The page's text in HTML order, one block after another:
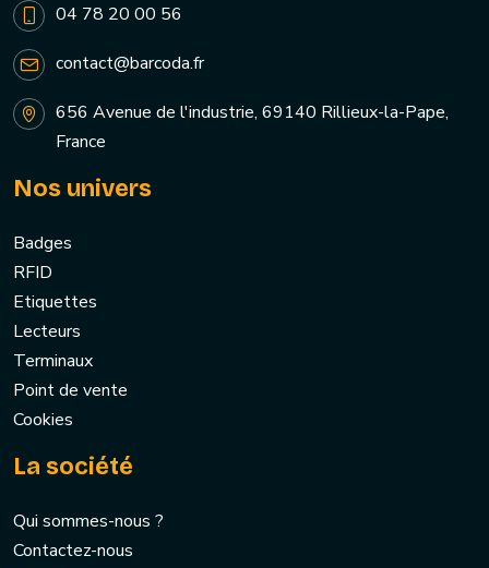
04 78 20 00 56
contact@barcoda.fr
656 Avenue de l'industrie, 69140 Rillieux-la-Pape,
France
Nos univers
Badges
RFID
Etiquettes
Lecteurs
Terminaux
Point de vente
Cookies
La société
Qui sommes-nous ?
Contactez-nous